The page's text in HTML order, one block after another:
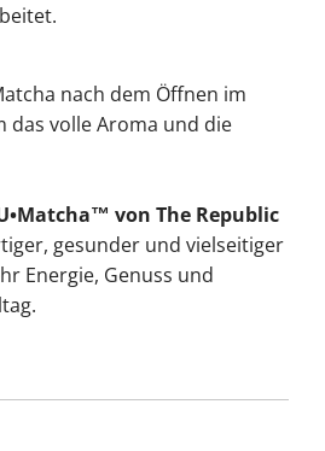
nach dem Öffnen im
das volle Aroma und die
von The Republic
gesunder und vielseitiger
Energie, Genuss und